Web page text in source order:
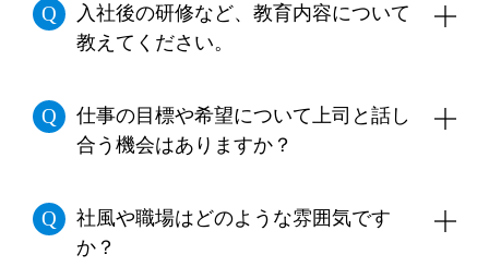
学生時代に学んできた知識や経験、本人の適
性･能力等を考慮して総合的に判断します。
入社後の研修など、教育内容について
教えてください。
まず入社後約１ヵ月間、集合研修を行いま
す。
見学といったタクマの全体像についての理解
を深めてもらう内容です。
仕事の目標や希望について上司と話し
合う機会はありますか？
毎年、期初・中間・期末に上司と面談を行い
自分の目標や希望を伝えることができます。
社風や職場はどのような雰囲気です
か？